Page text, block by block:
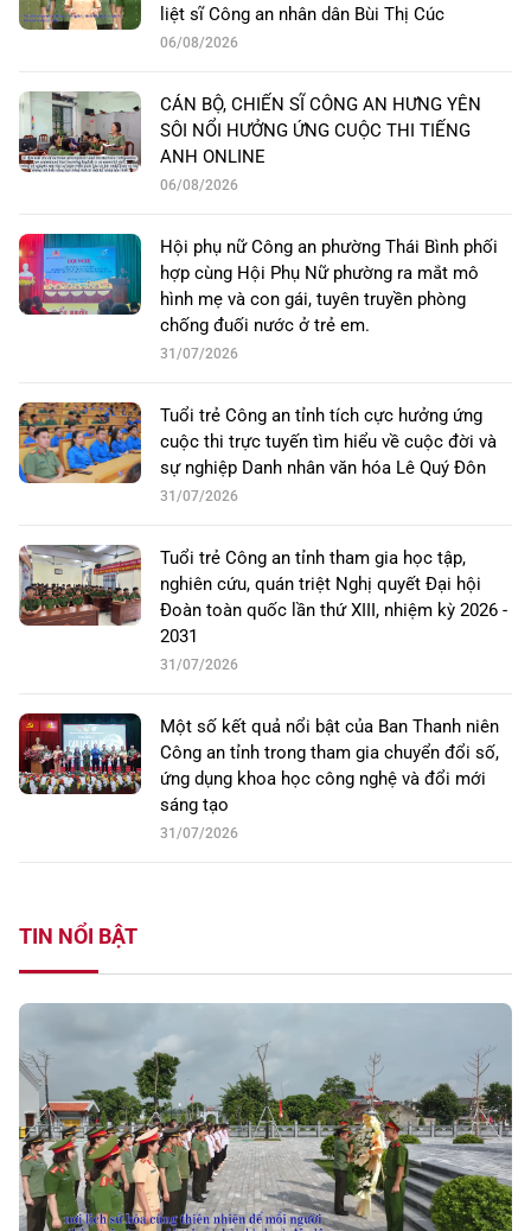
liệt sĩ Công an nhân dân Bùi Thị Cúc
06/08/2026
CÁN BỘ, CHIẾN SĨ CÔNG AN HƯNG YÊN
SÔI NỔI HƯỞNG ỨNG CUỘC THI TIẾNG
ANH ONLINE
06/08/2026
Hội phụ nữ Công an phường Thái Bình phối
hợp cùng Hội Phụ Nữ phường ra mắt mô
hình mẹ và con gái, tuyên truyền phòng
chống đuối nước ở trẻ em.
31/07/2026
Tuổi trẻ Công an tỉnh tích cực hưởng ứng
cuộc thi trực tuyến tìm hiểu về cuộc đời và
sự nghiệp Danh nhân văn hóa Lê Quý Đôn
31/07/2026
Tuổi trẻ Công an tỉnh tham gia học tập,
nghiên cứu, quán triệt Nghị quyết Đại hội
Đoàn toàn quốc lần thứ XIII, nhiệm kỳ 2026 -
2031
31/07/2026
Một số kết quả nổi bật của Ban Thanh niên
Công an tỉnh trong tham gia chuyển đổi số,
ứng dụng khoa học công nghệ và đổi mới
sáng tạo
31/07/2026
TIN NỔI BẬT